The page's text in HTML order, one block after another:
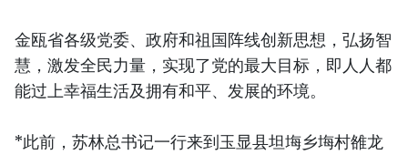
金瓯省各级党委、政府和祖国阵线创新思想，弘扬智
慧，激发全民力量，实现了党的最大目标，即人人都
能过上幸福生活及拥有和平、发展的环境。
*此前，苏林总书记一行来到玉显县坦㙁乡㙁村雒龙